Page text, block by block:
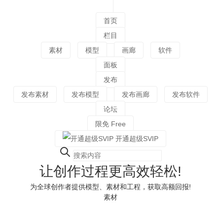
首页
栏目
素材
模型 画廊
软件
面板
发布
发布素材
发布模型 发布画廊
发布软件
论坛
限免 Free
开通超级SVIP
让创作过程更高效轻松!
为全球创作者提供模型、素材和工程，获取高额回报!
素材